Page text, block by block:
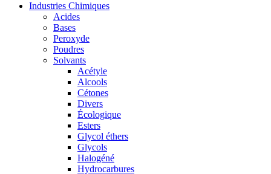
Industries Chimiques
Acides
Bases
Peroxyde
Poudres
Solvants
Acétyle
Alcools
Cétones
Divers
Écologique
Esters
Glycol éthers
Glycols
Halogéné
Hydrocarbures